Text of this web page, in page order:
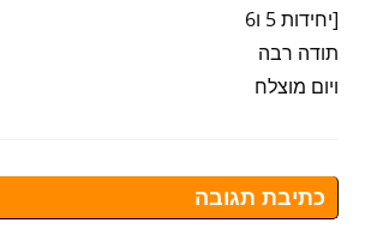
[יחידות 5 ו6
תודה רבה
ויום מוצלח
כתיבת תגובה